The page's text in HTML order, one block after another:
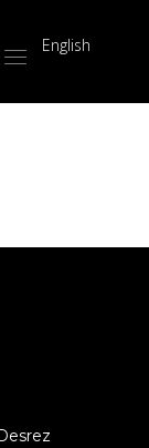
English